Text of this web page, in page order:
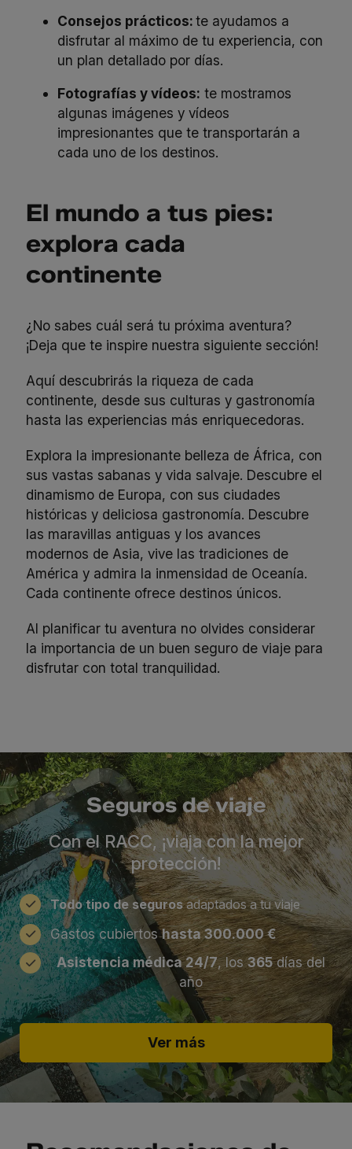
Consejos prácticos:te ayudamos a
disfrutar al máximo de tu experiencia, con
un plan detallado por días.
Fotografías y vídeos: te mostramos
algunas imágenes y vídeos
impresionantes que te transportarán a
cada uno de los destinos.
El mundo a tus pies:
explora cada
continente
¿No sabes cuál será tu próxima aventura?
¡Deja que te inspire nuestra siguiente sección!
Aquí descubrirás la riqueza de cada
continente, desde sus culturas y gastronomía
hasta las experiencias más enriquecedoras.
Explora la impresionante belleza de África, con
sus vastas sabanas y vida salvaje. Descubre el
dinamismo de Europa, con sus ciudades
históricas y deliciosa gastronomía. Descubre
las maravillas antiguas y los avances
modernos de Asia, vive las tradiciones de
América y admira la inmensidad de Oceanía.
Cada continente ofrece destinos únicos.
Al planificar tu aventura no olvides considerar
la importancia de un buen seguro de viaje para
disfrutar con total tranquilidad.
Seguros de viaje
Con el RACC, ¡viaja con la mejor
protección!
Todo tipo de segurosadaptados a tu viaje
Gastos cubiertoshasta 300.000 €
Asistencia médica 24/7, los365días del
año
Ver más